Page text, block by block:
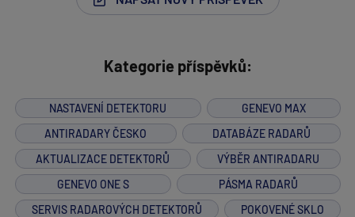
Kategorie příspěvků:
NASTAVENÍ DETEKTORU
GENEVO MAX
ANTIRADARY ČESKO
DATABÁZE RADARŮ
AKTUALIZACE DETEKTORŮ
VÝBĚR ANTIRADARU
GENEVO ONE S
PÁSMA RADARŮ
SERVIS RADAROVÝCH DETEKTORŮ
POKOVENÉ SKLO